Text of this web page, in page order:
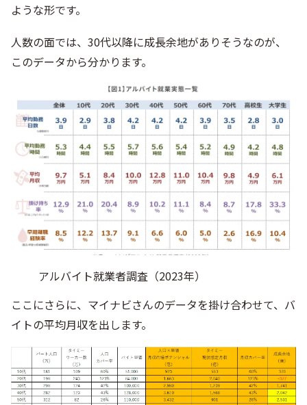
ような形です。
人数の面では、30代以降に成長余地がありそうなのが、
このデータから分かります。
アルバイト就業者調査（2023年）
ここにさらに、マイナビさんのデータを掛け合わせて、バ
イトの平均月収を出します。